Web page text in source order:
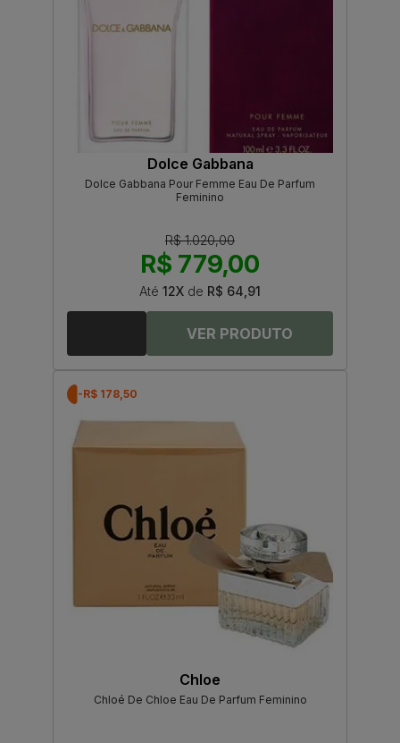
Dolce Gabbana
Dolce Gabbana Pour Femme Eau De Parfum
Feminino
R$ 1.020,00
R$ 779,00
Até 12X de R$ 64,91
-R$ 178,50
Chloe
Chloé De Chloe Eau De Parfum Feminino